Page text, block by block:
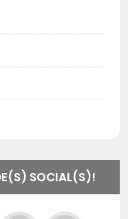
SOCIAL(S)!